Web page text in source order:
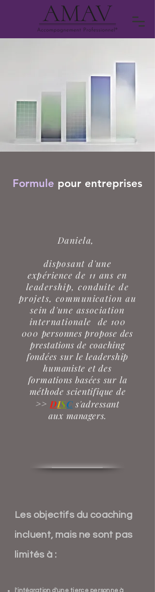
Formule pour entreprises
Daniela,
disposant d'une
expérience de 11 ans en
leadership, conduite de
projets, communication au
sein d'une association
internationale de 100
000 personnes propose des
prestations de coaching
fondées sur le leadership
humaniste et des
formations basées sur la
méthode scientifique de
>> DISC s'adressant
aux managers.
Les objectifs du coaching
incluent, mais ne sont pas
limités à :
l'intégration d'une tierce personne à